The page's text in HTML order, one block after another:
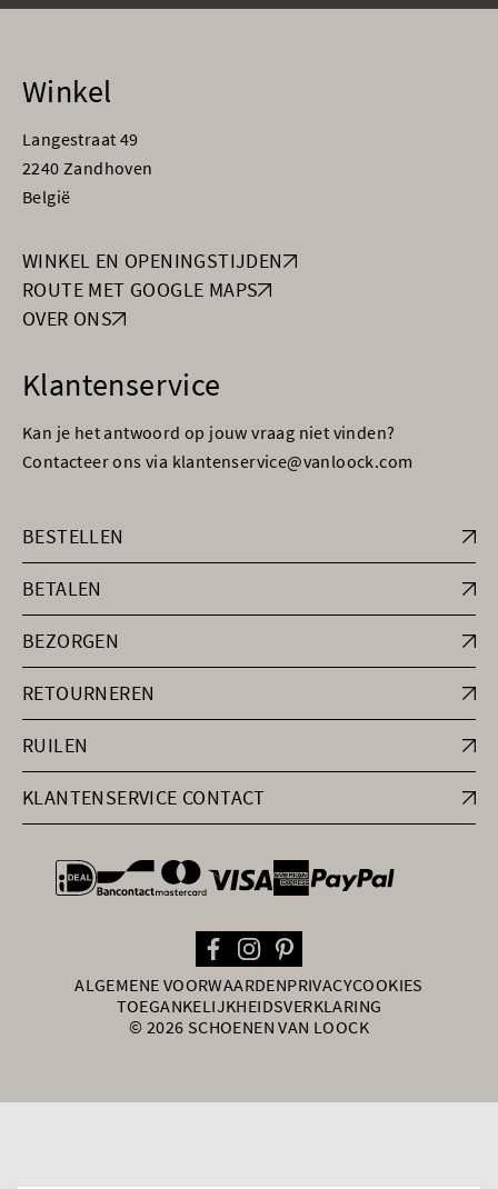
Winkel
Langestraat 49
2240 Zandhoven
België
WINKEL EN OPENINGSTIJDEN
ROUTE MET GOOGLE MAPS
OVER ONS
Klantenservice
Kan je het antwoord op jouw vraag niet vinden?
Contacteer ons via klantenservice@vanloock.com
BESTELLEN
BETALEN
BEZORGEN
RETOURNEREN
RUILEN
KLANTENSERVICE CONTACT
general.paymentOptions
ALGEMENE VOORWAARDENPRIVACYCOOKIES
TOEGANKELIJKHEIDSVERKLARING
© 2026 SCHOENEN VAN LOOCK